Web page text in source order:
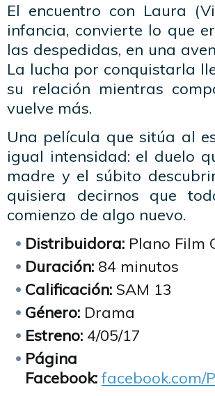
El encuentro con Laura
infancia, convierte lo que
las despedidas, en una
La lucha por conquistarla
su relación mientras
vuelve más.
Una película que sitúa al
igual intensidad: el duelo
madre y el súbito
quisiera decirnos que
comienzo de algo nuevo.
Distribuidora: Plano Film
Duración: 84 minutos
Calificación: SAM 13
Género: Drama
Estreno: 4/05/17
Página
Facebook:facebook.com/